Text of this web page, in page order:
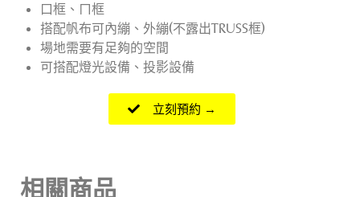
口框、ㄇ框
搭配帆布可內繃、外繃(不露出TRUSS框)
場地需要有足夠的空間
可搭配燈光設備、投影設備
立刻預約 →
相關商品